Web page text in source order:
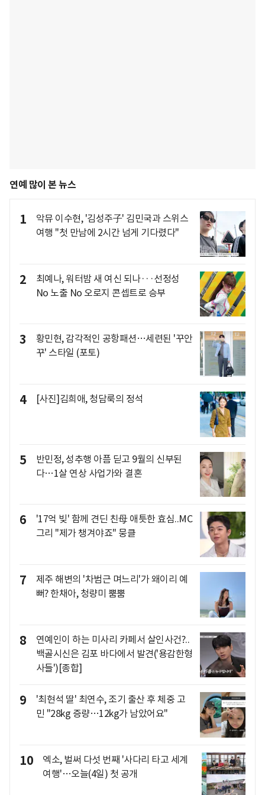
연예 많이 본 뉴스
1
악뮤 이수현, '김성주子' 김민국과 스위스
여행 "첫 만남에 2시간 넘게 기다렸다"
2
최예나, 워터밤 새 여신 되나···선정성
No 노출 No 오로지 콘셉트로 승부
3
황민현, 감각적인 공항패션…세련된 '꾸안
꾸' 스타일 (포토)
4 [사진]김희애, 청담룩의 정석
5
반민정, 성추행 아픔 딛고 9월의 신부된
다…1살 연상 사업가와 결혼
6
'17억 빚' 함께 견딘 친母 애틋한 효심..MC
그리 "제가 챙겨야죠" 뭉클
7
제주 해변의 '차범근 며느리'가 왜이리 예
뻐? 한채아, 청량미 뿜뿜
8
연예인이 하는 미사리 카페서 살인사건?..
백골시신은 김포 바다에서 발견('용감한형
사들')[종합]
9
'최현석 딸' 최연수, 조기 출산 후 체중 고
민 "28kg 증량…12kg가 남았어요"
10
엑소, 벌써 다섯 번째 '사다리 타고 세계
여행'…오늘(4일) 첫 공개